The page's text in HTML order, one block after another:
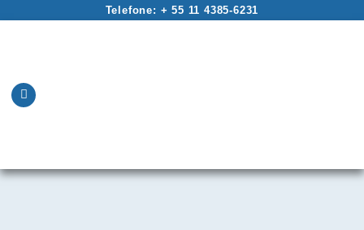
Telefone: + 55 11 4385-6231